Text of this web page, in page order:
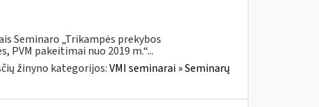
Seminaro „Trikampės prekybos
pakeitimai nuo 2019 m.“...
žinyno kategorijos:VMI seminarai » Seminarų